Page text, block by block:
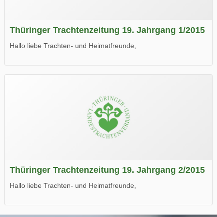
Thüringer Trachtenzeitung 19. Jahrgang 1/2015
Hallo liebe Trachten- und Heimatfreunde,
Wir wünschen Euch viel Spaß beim Lesen.
Thüringer Trachtenzeitung 19. Jahrgang 2/2015
Hallo liebe Trachten- und Heimatfreunde,
Wir wünschen Euch viel Spaß beim Lesen.